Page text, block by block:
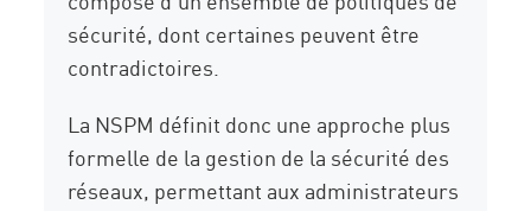
sécurité, dont certaines peuvent être
contradictoires.
La NSPM définit donc une approche plus
formelle de la gestion de la sécurité des
réseaux, permettant aux administrateurs